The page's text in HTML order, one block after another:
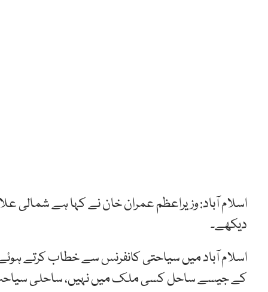
اسلام آباد: وزیراعظم عمران خان نے کہا ہے
دیکھے۔
اسلام آباد میں سیاحتی کانفرنس سے خطاب کرتے
کے جیسے ساحل کسی ملک میں نہیں، ساحلی